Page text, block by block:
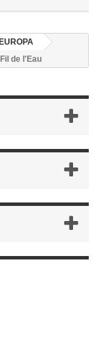
EUROPA
de l'Eau